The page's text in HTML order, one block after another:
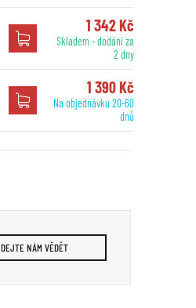
1 342 Kč
Skladem - dodání za
2 dny
1 390 Kč
Na objednávku 20-60
dnů
DEJTE NÁM VĚDĚT